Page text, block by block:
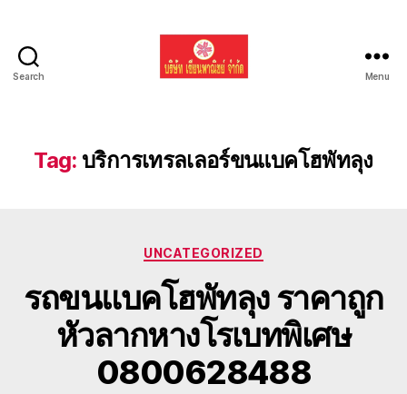
Search
รถ
แบค
Menu
Tag: บริการเทรลเลอร์ขนแบคโฮพัทลุง
Categories
UNCATEGORIZED
รถขนแบคโฮพัทลุง ราคาถูก
หัวลากหางโรเบทพิเศษ
0800628488